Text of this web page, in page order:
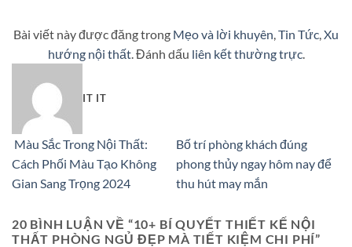
Bài viết này được đăng trong Mẹo và lời khuyên Tin Tức Xu
hướng nội thất. Đánh dấu liên kết thường trực.
IT IT
Màu Sắc Trong Nội Thất:
Cách Phối Màu Tạo Không
Gian Sang Trọng 2024
Bố trí phòng khách đúng
phong thủy ngay hôm nay để
thu hút may mắn
20 BÌNH LUẬN VỀ “10+ BÍ QUYẾT THIẾT KẾ NỘI
THẤT PHÒNG NGỦ ĐẸP MÀ TIẾT KIỆM CHI PHÍ”